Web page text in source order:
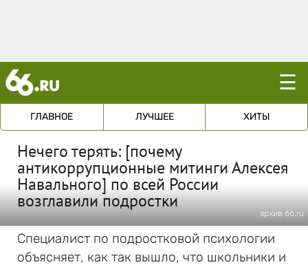
☰
ГЛАВНОЕ ЛУЧШЕЕ ХИТЫ
Нечего терять: [почему
антикоррупционные митинги Алексея
Навального] по всей России
возглавили подростки
архив 66.ru
Специалист по подростковой психологии
объясняет, как так вышло, что школьники и